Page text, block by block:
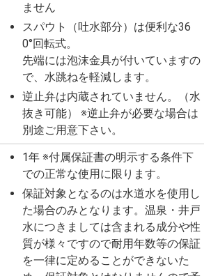
ません
スパウト（吐水部分）は便利な36
0°回転式。
先端には泡沫金具が付いていますの
で、水跳ねを軽減します。
逆止弁は内蔵されていません。（水
抜き可能） ※逆止弁が必要な場合は
別途ご用意下さい。
1年 ※付属保証書の明示する条件下
での正常な使用に限ります。
保証対象となるのは水道水を使用し
た場合のみとなります。温泉・井戸
水につきましては含まれる成分や性
質が様々ですので耐用年数等の保証
を一律に定めることができないた